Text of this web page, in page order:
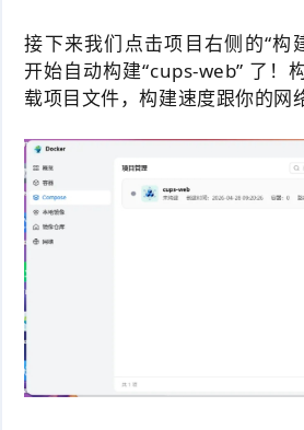
接下来我们点击项目右侧的“构
开始自动构建“cups-web” 了！
载项目文件，构建速度跟你的网